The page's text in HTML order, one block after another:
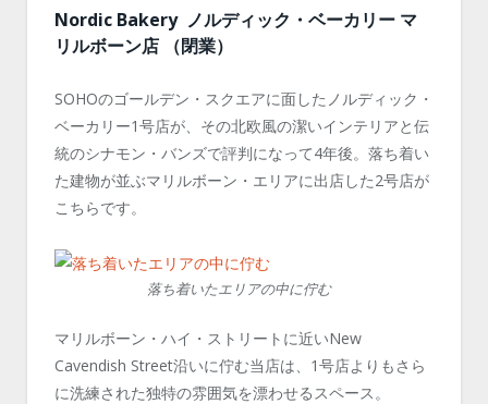
Nordic Bakery ノルディック・ベーカリー マ
リルボーン店 （閉業）
SOHOのゴールデン・スクエアに面したノルディック・
ベーカリー1号店が、その北欧風の潔いインテリアと伝
統のシナモン・バンズで評判になって4年後。落ち着い
た建物が並ぶマリルボーン・エリアに出店した2号店が
こちらです。
落ち着いたエリアの中に佇む
マリルボーン・ハイ・ストリートに近いNew
Cavendish Street沿いに佇む当店は、1号店よりもさら
に洗練された独特の雰囲気を漂わせるスペース。